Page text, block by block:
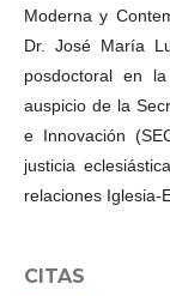
Moderna y
Dr. José María
posdoctoral en
auspicio de la
e Innovación
justicia
relaciones Iglesia-
CITAS